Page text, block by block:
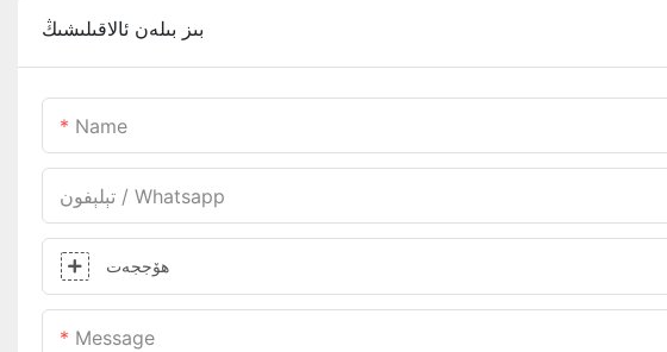
بىز بىلەن ئالاقىلىشىڭ
Name
تېلېفون / Whatsapp
ھۆججەت
Message